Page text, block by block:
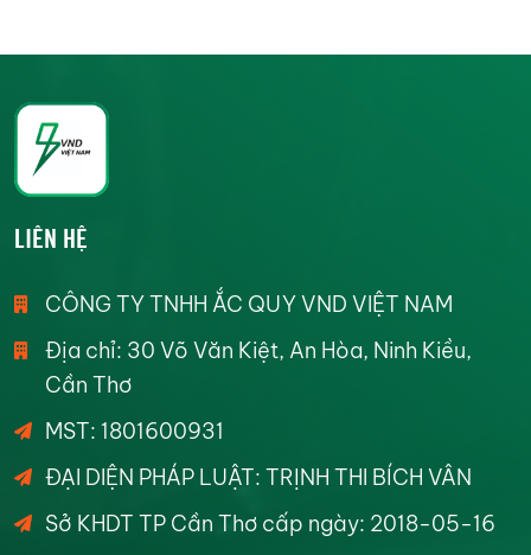
LIÊN HỆ
CÔNG TY TNHH ẮC QUY VND VIỆT NAM
Địa chỉ: 30 Võ Văn Kiệt, An Hòa, Ninh Kiều,
Cần Thơ
MST: 1801600931
ĐẠI DIỆN PHÁP LUẬT: TRỊNH THI BÍCH VÂN
Sở KHDT TP Cần Thơ cấp ngày: 2018-05-16